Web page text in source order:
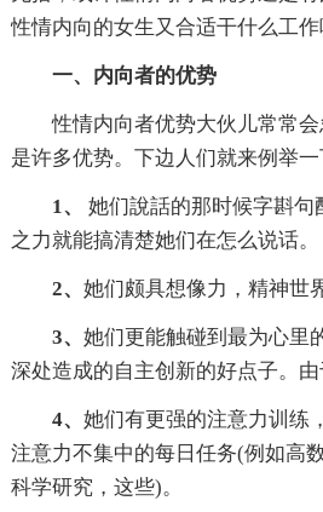
性情内向的女生又合适干什么工作
一、内向者的优势
性情内向者优势大伙儿常常
是许多优势。下边人们就来例举一
1、
她们說話的那时候字斟句
之力就能搞清楚她们在怎么说话。
2、 她们颇具想像力，精神世
3、 她们更能触碰到最为心里
深处造成的自主创新的好点子。由
4、 她们有更强的注意力训练
注意力不集中的每日任务(例如高
科学研究，这些)。